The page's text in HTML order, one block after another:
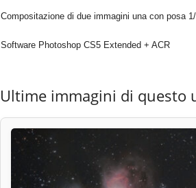
Compositazione di due immagini una con posa
Software Photoshop CS5 Extended + ACR
Ultime immagini di questo